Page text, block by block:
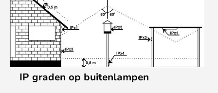
IP graden op buitenlampen